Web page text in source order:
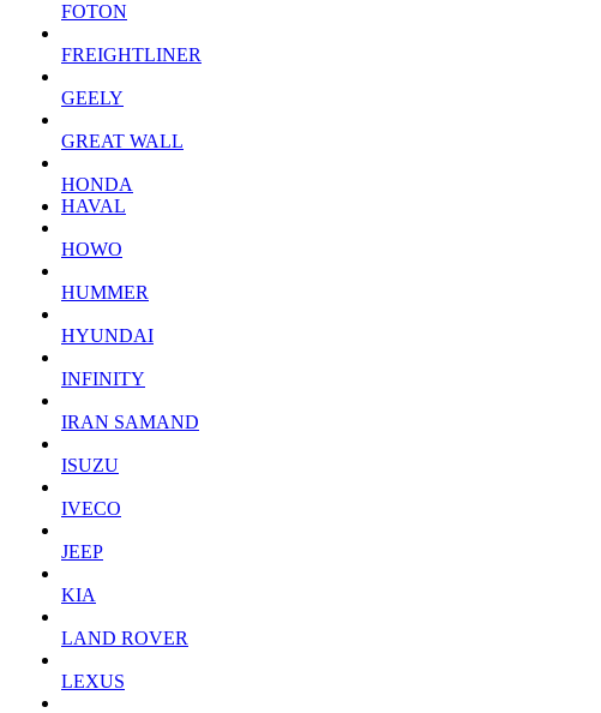
FOTON
FREIGHTLINER
GEELY
GREAT WALL
HONDA
HAVAL
HOWO
HUMMER
HYUNDAI
INFINITY
IRAN SAMAND
ISUZU
IVECO
JEEP
KIA
LAND ROVER
LEXUS